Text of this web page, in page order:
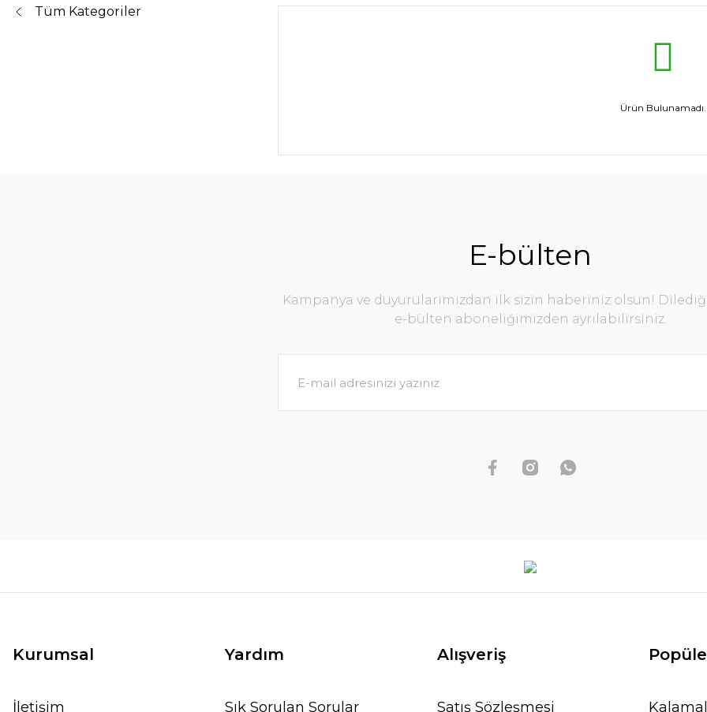
Tüm Kategoriler
Ürün Bulunamadı.
E-bülten
Kampanya ve duyurularımızdan ilk sizin haberiniz olsun!
e-bülten aboneliğimizden ayrılabilirsiniz.
Kurumsal
İletişim
Yardım
Sık Sorulan Sorular
Alışveriş
Satış Sözleşmesi